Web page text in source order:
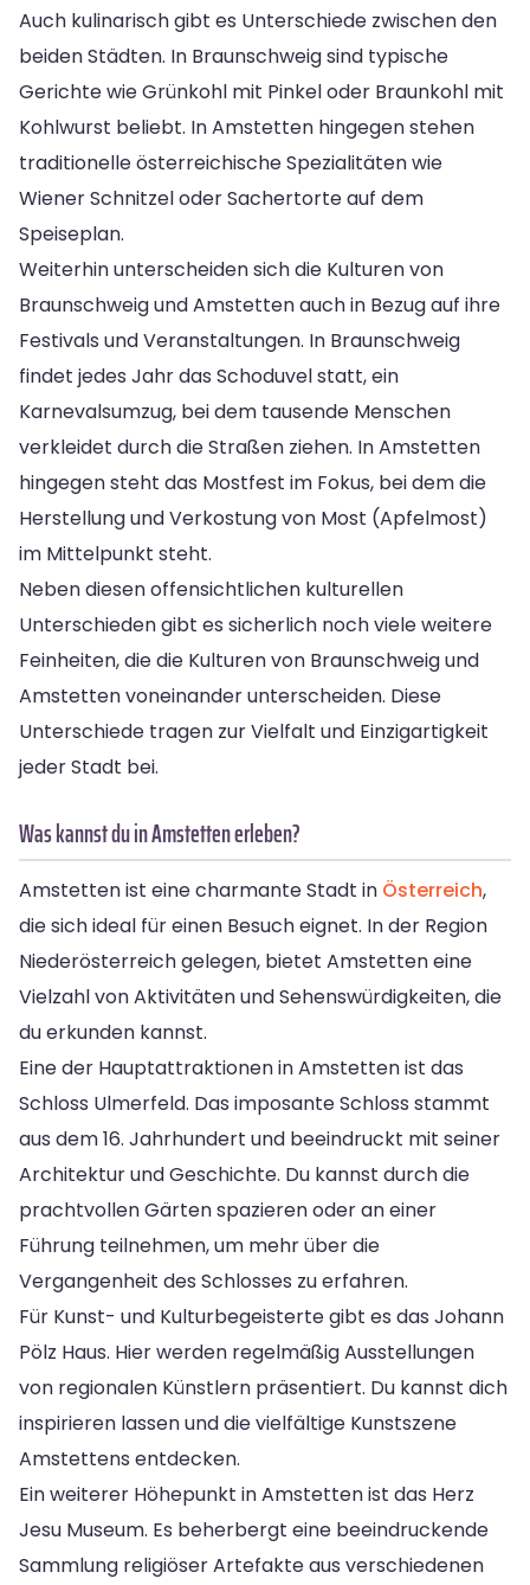
Auch kulinarisch gibt es Unterschiede zwischen den
beiden Städten. In Braunschweig sind typische
Gerichte wie Grünkohl mit Pinkel oder Braunkohl mit
Kohlwurst beliebt. In Amstetten hingegen stehen
traditionelle österreichische Spezialitäten wie
Wiener Schnitzel oder Sachertorte auf dem
Speiseplan.
Weiterhin unterscheiden sich die Kulturen von
Braunschweig und Amstetten auch in Bezug auf ihre
Festivals und Veranstaltungen. In Braunschweig
findet jedes Jahr das Schoduvel statt, ein
Karnevalsumzug, bei dem tausende Menschen
verkleidet durch die Straßen ziehen. In Amstetten
hingegen steht das Mostfest im Fokus, bei dem die
Herstellung und Verkostung von Most (Apfelmost)
im Mittelpunkt steht.
Neben diesen offensichtlichen kulturellen
Unterschieden gibt es sicherlich noch viele weitere
Feinheiten, die die Kulturen von Braunschweig und
Amstetten voneinander unterscheiden. Diese
Unterschiede tragen zur Vielfalt und Einzigartigkeit
jeder Stadt bei.
Was kannst du in Amstetten erleben?
Amstetten ist eine charmante Stadt in Österreich,
die sich ideal für einen Besuch eignet. In der Region
Niederösterreich gelegen, bietet Amstetten eine
Vielzahl von Aktivitäten und Sehenswürdigkeiten, die
du erkunden kannst.
Eine der Hauptattraktionen in Amstetten ist das
Schloss Ulmerfeld. Das imposante Schloss stammt
aus dem 16. Jahrhundert und beeindruckt mit seiner
Architektur und Geschichte. Du kannst durch die
prachtvollen Gärten spazieren oder an einer
Führung teilnehmen, um mehr über die
Vergangenheit des Schlosses zu erfahren.
Für Kunst- und Kulturbegeisterte gibt es das Johann
Pölz Haus. Hier werden regelmäßig Ausstellungen
von regionalen Künstlern präsentiert. Du kannst dich
inspirieren lassen und die vielfältige Kunstszene
Amstettens entdecken.
Ein weiterer Höhepunkt in Amstetten ist das Herz
Jesu Museum. Es beherbergt eine beeindruckende
Sammlung religiöser Artefakte aus verschiedenen